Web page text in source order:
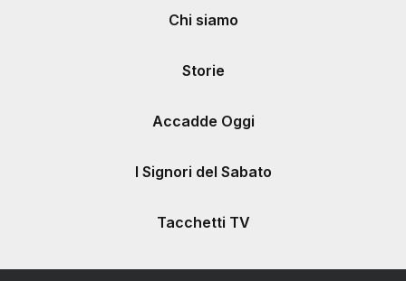
Chi siamo
Storie
Accadde Oggi
I Signori del Sabato
Tacchetti TV